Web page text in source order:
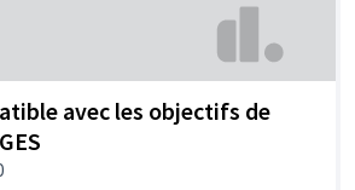
avec les objectifs de